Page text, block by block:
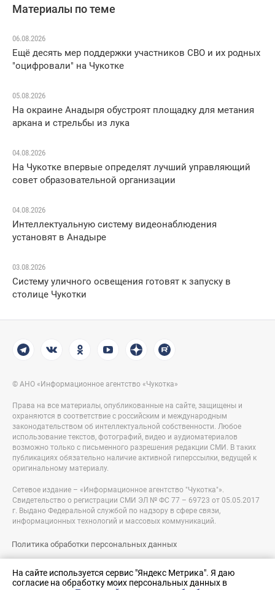
На сайте используется сервис "Яндекс Метрика". Я даю
согласие на обработку моих персональных данных в
Материалы по теме
06.08.2026
Ещё десять мер поддержки участников СВО и их родных
"оцифровали" на Чукотке
05.08.2026
На окраине Анадыря обустроят площадку для метания
аркана и стрельбы из лука
04.08.2026
На Чукотке впервые определят лучший управляющий
совет образовательной организации
04.08.2026
Интеллектуальную систему видеонаблюдения
установят в Анадыре
03.08.2026
Систему уличного освещения готовят к запуску в
столице Чукотки
© АНО «Информационное агентство «Чукотка»
Права на все материалы, опубликованные на сайте, защищены и
охраняются в соответствие с российским и международным
законодательством об интеллектуальной собственности. Любое
использование текстов, фотографий, видео и аудиоматериалов
возможно только с письменного разрешения редакции СМИ. В таких
публикациях обязательно наличие активной гиперссылки, ведущей к
оригинальному материалу.
Сетевое издание – «Информационное агентство "Чукотка"».
Свидетельство о регистрации СМИ ЭЛ № ФС 77 – 69723 от 05.05.2017
г. Выдано Федеральной службой по надзору в сфере связи,
информационных технологий и массовых коммуникаций.
Политика обработки персональных данных